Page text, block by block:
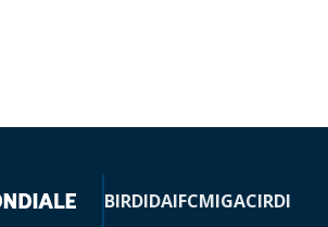
BIRDIDAIFCMIGACIRDI